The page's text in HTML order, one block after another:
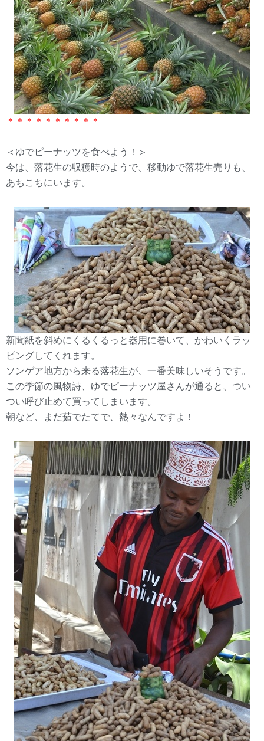
＊＊＊＊＊＊＊＊＊＊
＜ゆでピーナッツを食べよう！＞
今は、落花生の収穫時のようで、移動ゆで落花生売りも、
あちこちにいます。
新聞紙を斜めにくるくるっと器用に巻いて、かわいくラッ
ピングしてくれます。
ソンゲア地方から来る落花生が、一番美味しいそうです。
この季節の風物詩、ゆでピーナッツ屋さんが通ると、つい
つい呼び止めて買ってしまいます。
朝など、まだ茹でたてで、熱々なんですよ！